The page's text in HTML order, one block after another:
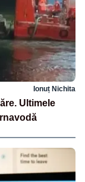
Ionuț Nichita
Ultimele